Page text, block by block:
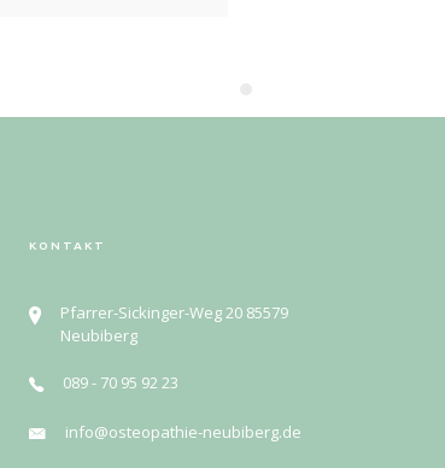
KONTAKT
Pfarrer-Sickinger-Weg 20 85579
Neubiberg
089 - 70 95 92 23
info@osteopathie-neubiberg.de